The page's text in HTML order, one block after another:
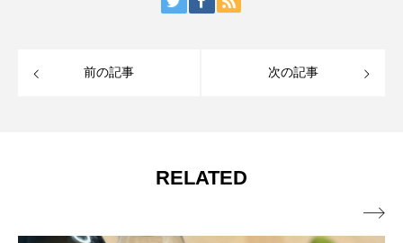
前の記事 次の記事
RELATED
